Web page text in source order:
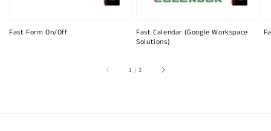
Fast Form On/Off
Fast Calendar (Google Workspace
Solutions)
1 /sur
3